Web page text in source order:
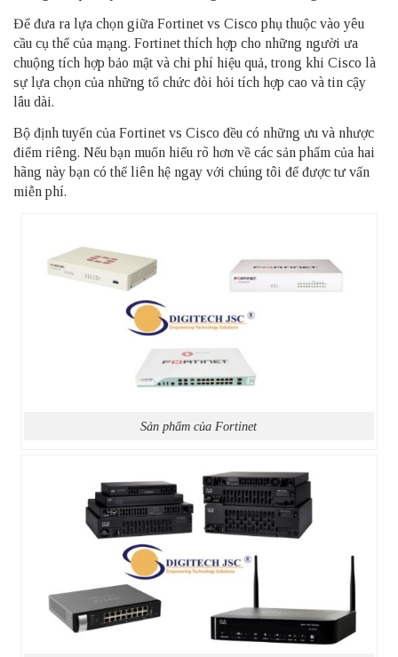
Để đưa ra lựa chọn giữa Fortinet vs Cisco phụ thuộc vào yêu
cầu cụ thể của mạng. Fortinet thích hợp cho những người ưa
chuộng tích hợp bảo mật và chi phí hiệu quả, trong khi Cisco là
sự lựa chọn của những tổ chức đòi hỏi tích hợp cao và tin cậy
lâu dài.
Bộ định tuyến của Fortinet vs Cisco đều có những ưu và nhược
điểm riêng. Nếu bạn muốn hiểu rõ hơn về các sản phẩm của hai
hãng này bạn có thể liên hệ ngay với chúng tôi để được tư vấn
miễn phí.
Sản phẩm của Fortinet